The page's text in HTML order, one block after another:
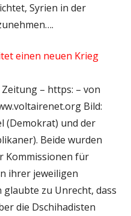
Syrien in der
einen neuen Krieg
Zeitung – https: – von
Bild:
(Demokrat) und der
Beide wurden
Kommissionen für
ihrer jeweiligen
zu Unrecht, dass
die Dschihadisten